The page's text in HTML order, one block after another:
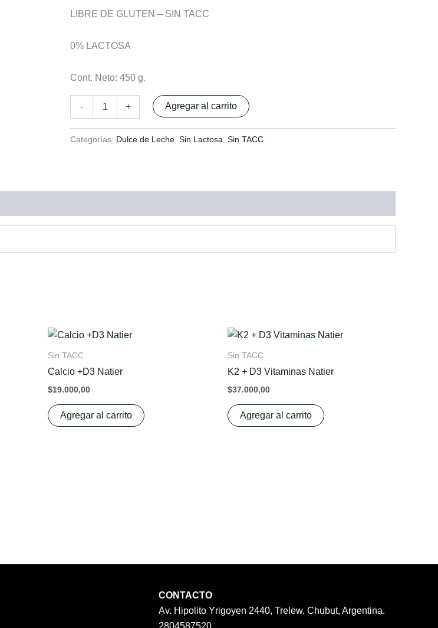
LIBRE DE GLUTEN – SIN TACC
0% LACTOSA
Cont. Neto: 450 g.
- + Agregar al carrito
Categorías: Dulce de Leche Sin Lactosa Sin TACC
Sin TACC
Calcio +D3 Natier
$19.000,00
Agregar al carrito
Sin TACC
K2 + D3 Vitaminas Natier
$37.000,00
Agregar al carrito
CONTACTO
Av. Hipolito Yrigoyen 2440, Trelew, Chubut, Argentina.
2804587520